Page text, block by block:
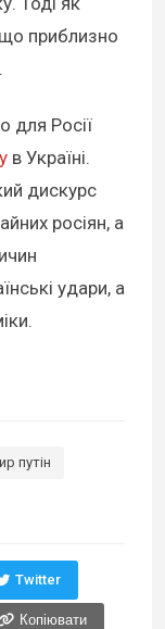
що приблизно
для Росії
в Україні.
дискурс
росіян, а
удари, а
путін
Twitter
Копіювати